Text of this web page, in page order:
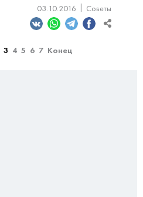
03.10.2016
Советы
3 4 5 6 7 Конец